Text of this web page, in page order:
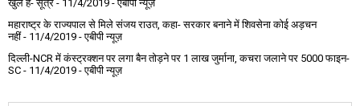
खुले हैं- सूत्र - 11/4/2019 - एबीपी न्यूज़
महाराष्ट्र के राज्यपाल से मिले संजय राउत, कहा- सरकार बनाने में शिवसेना कोई अड़चन
नहीं- 11/4/2019 - एबीपी न्यूज़
दिल्ली-NCR में कंस्ट्रक्शन पर लगा बैन तोड़ने पर 1 लाख जुर्माना, कचरा जलाने पर ₹5000 फाइन-
SC - 11/4/2019 - एबीपी न्यूज़